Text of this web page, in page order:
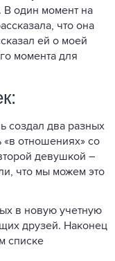
В один момент на
что она
ей о моей
момента для
создал два разных
«в отношениях» со
девушкой –
что мы можем это
в новую учетную
друзей. Наконец
списке